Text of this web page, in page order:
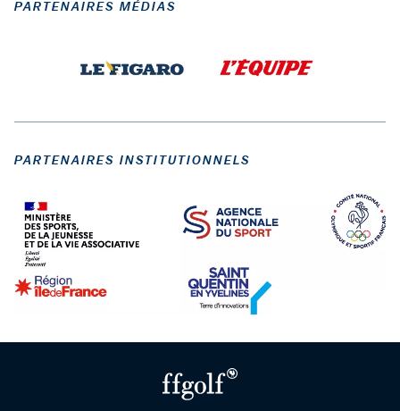
PARTENAIRES MÉDIAS
PARTENAIRES INSTITUTIONNELS